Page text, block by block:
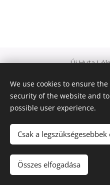
Új Huta
Európa
PAJTA
© 2021 Minden jog
Magyar
We use cookies to ensure
security of the website and
possible user experience.
Csak a
Összes elfogadása